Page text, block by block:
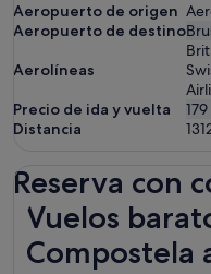
Aeropuerto de origen
Aeropuerto de destino
Aerolíneas
Precio de ida y vuelta
Distancia
Reserva con
Vuelos
Compostela
Vuelos baratos de